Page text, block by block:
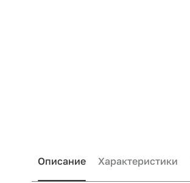
Описание Характеристики